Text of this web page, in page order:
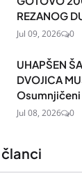
REZANOG
Jul 09, 2026 0
UHAPŠEN
DVOJICA
Jul 08, 2026 0